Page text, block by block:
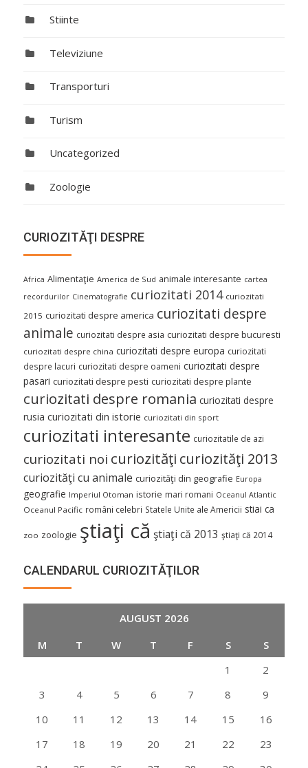
Stiinte
Televiziune
Transporturi
Turism
Uncategorized
Zoologie
CURIOZITĂŢI DESPRE
Africa Alimentaţie America de Sud animale interesante cartea
recordurilor Cinematografie curiozitati 2014 curiozitati
2015 curiozitati despre america curiozitati despre
animale curiozitati despre asia curiozitati despre bucuresti
curiozitati despre china curiozitati despre europa curiozitati
despre lacuri curiozitati despre oameni curiozitati despre
pasari curiozitati despre pesti curiozitati despre plante
curiozitati despre romania curiozitati despre
rusia curiozitati din istorie curiozitati din sport
curiozitati interesante curiozitatile de azi
curiozitati noi curiozităţi curiozităţi 2013
curiozităţi cu animale curiozităţi din geografie Europa
geografie Imperiul Otoman istorie mari romani Oceanul Atlantic
Oceanul Pacific români celebri Statele Unite ale Americii stiai ca
zoo zoologie ştiaţi că ştiaţi că 2013 ştiaţi că 2014
CALENDARUL CURIOZITĂŢILOR
AUGUST 2026
M
T W T F S
S
1
2
3
4 5 6 7 8
9
10
11 12 13 14 15
16
17
18 19 20 21 22
23